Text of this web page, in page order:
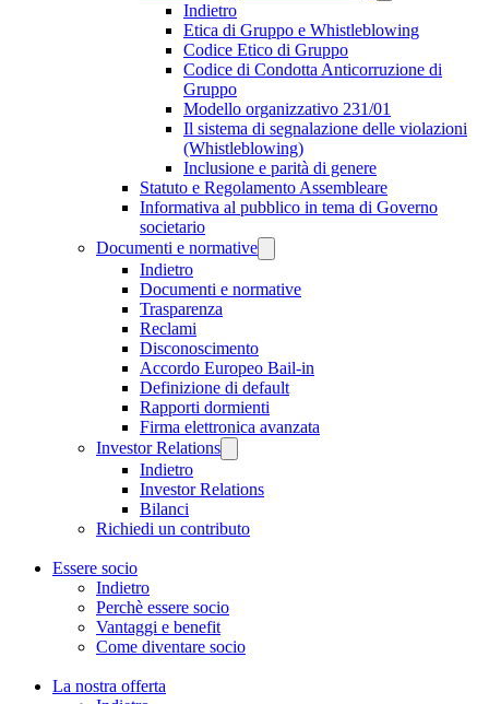
Indietro
Etica di Gruppo e Whistleblowing
Codice Etico di Gruppo
Codice di Condotta Anticorruzione di
Gruppo
Modello organizzativo 231/01
Il sistema di segnalazione delle violazioni
(Whistleblowing)
Inclusione e parità di genere
Statuto e Regolamento Assembleare
Informativa al pubblico in tema di Governo
societario
Documenti e normative
Indietro
Documenti e normative
Trasparenza
Reclami
Disconoscimento
Accordo Europeo Bail-in
Definizione di default
Rapporti dormienti
Firma elettronica avanzata
Investor Relations
Indietro
Investor Relations
Bilanci
Richiedi un contributo
Essere socio
Indietro
Perchè essere socio
Vantaggi e benefit
Come diventare socio
La nostra offerta